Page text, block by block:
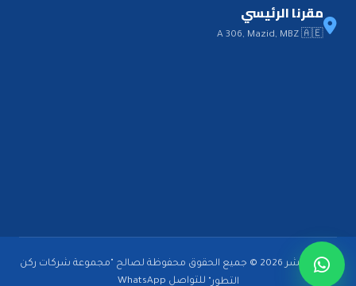
مقرنا الرئيسي
A 306, Mazid, MBZ 🇦🇪
حقوق النشر 2026 © جميع الحقوق محفوظة لصالح "مجموعة شركات ركن
التطور" للتواصل WhatsApp